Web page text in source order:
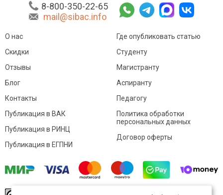
8-800-350-22-65
mail@sibac.info
О нас
Скидки
Отзывы
Блог
Контакты
Где опубликовать статью
Студенту
Магистранту
Аспиранту
Педагогу
Публикация в ВАК
Публикация в РИНЦ
Публикация в ЕГПНИ
Политика обработки
персональных данных
Договор оферты